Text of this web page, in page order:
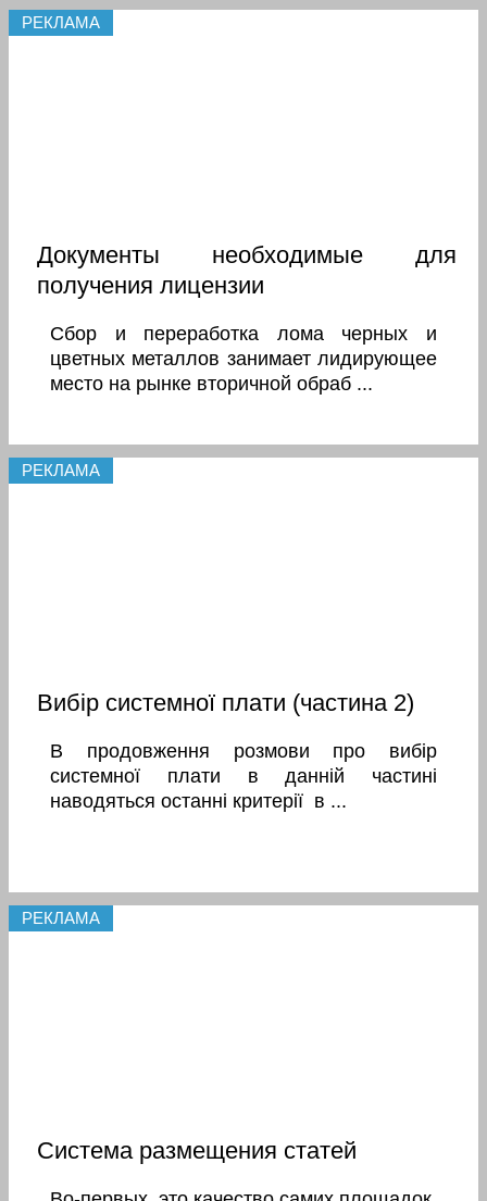
РЕКЛАМА
Документы необходимые для
получения лицензии
Сбор и переработка лома черных и
цветных металлов занимает лидирующее
место на рынке вторичной обраб ...
РЕКЛАМА
Вибір системної плати (частина 2)
В продовження розмови про вибір
системної плати в данній частині
наводяться останні критерії в ...
РЕКЛАМА
Система размещения статей